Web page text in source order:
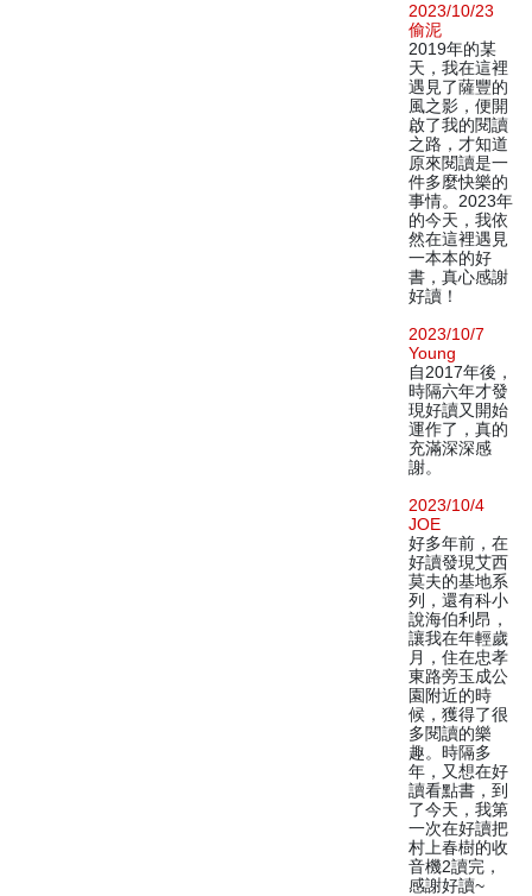
2023/10/23
偷泥
2019年的某
天，我在這裡
遇見了薩豐的
風之影，便開
啟了我的閱讀
之路，才知道
原來閱讀是一
件多麼快樂的
事情。2023年
的今天，我依
然在這裡遇見
一本本的好
書，真心感謝
好讀！
2023/10/7
Young
自2017年後，
時隔六年才發
現好讀又開始
運作了，真的
充滿深深感
謝。
2023/10/4
JOE
好多年前，在
好讀發現艾西
莫夫的基地系
列，還有科小
說海伯利昂，
讓我在年輕歲
月，住在忠孝
東路旁玉成公
園附近的時
候，獲得了很
多閱讀的樂
趣。時隔多
年，又想在好
讀看點書，到
了今天，我第
一次在好讀把
村上春樹的收
音機2讀完，
感謝好讀~